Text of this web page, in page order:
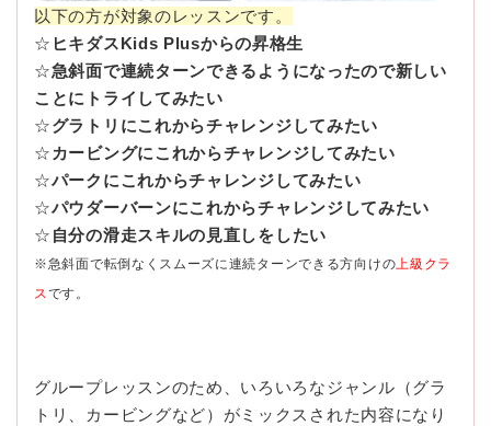
以下の方が対象のレッスンです。
☆ ヒキダスKids Plusからの昇格生
☆急斜面で連続ターンできるようになったので新しい
ことにトライしてみたい
☆グラトリにこれからチャレンジしてみたい
☆ カービングにこれからチャレンジしてみたい
☆パークにこれからチャレンジしてみたい
☆パウダーバーンにこれからチャレンジしてみたい
☆ 自分の滑走スキルの見直しをしたい
※急斜面で転倒なくスムーズに連続ターンできる方向けの上級クラ
スです。
グループレッスンのため、いろいろなジャンル（グラ
トリ、カービングなど）がミックスされた内容になり